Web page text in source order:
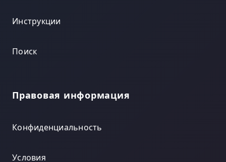
Инструкции
Поиск
Правовая информация
Конфиденциальность
Условия